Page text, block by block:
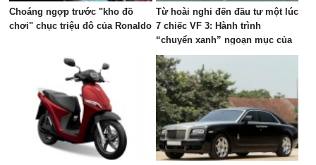
Choáng ngợp trước "kho đồ
chơi" chục triệu đô của Ronaldo
Từ hoài nghi đến đầu tư một lúc
7 chiếc VF 3: Hành trình
“chuyển xanh” ngoạn mục của
doanh nhân ngành du lịch